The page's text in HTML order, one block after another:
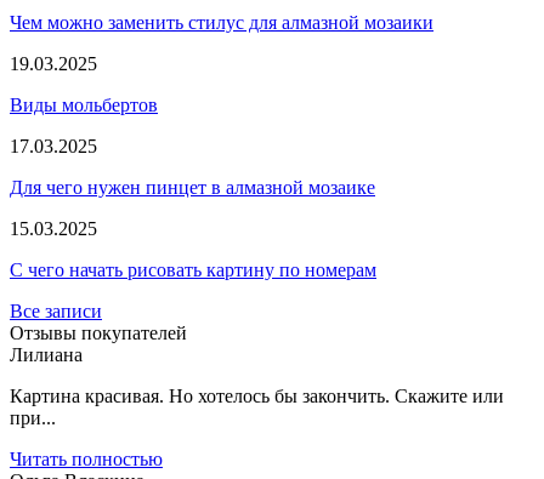
Чем можно заменить стилус для алмазной мозаики
19.03.2025
Виды мольбертов
17.03.2025
Для чего нужен пинцет в алмазной мозаике
15.03.2025
С чего начать рисовать картину по номерам
Все записи
Отзывы покупателей
Лилиана
Картина красивая. Но хотелось бы закончить. Скажите или
при...
Читать полностью